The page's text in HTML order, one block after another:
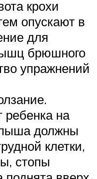
крохи
опускают в
для
брюшного
упражнений
ребенка на
должны
клетки,
стопы